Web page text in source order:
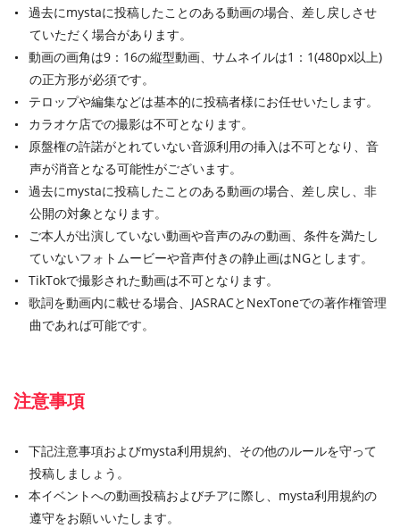
過去にmystaに投稿したことのある動画の場合、差し戻しさせ
ていただく場合があります。
動画の画角は9：16の縦型動画、サムネイルは1：1(480px以上)
の正方形が必須です。
テロップや編集などは基本的に投稿者様にお任せいたします。
カラオケ店での撮影は不可となります。
原盤権の許諾がとれていない音源利用の挿入は不可となり、音
声が消音となる可能性がございます。
過去にmystaに投稿したことのある動画の場合、差し戻し、非
公開の対象となります。
ご本人が出演していない動画や音声のみの動画、条件を満たし
ていないフォトムービーや音声付きの静止画はNGとします。
TikTokで撮影された動画は不可となります。
歌詞を動画内に載せる場合、JASRACとNexToneでの著作権管理
曲であれば可能です。
注意事項
下記注意事項およびmysta利用規約、その他のルールを守って
投稿しましょう。
本イベントへの動画投稿およびチアに際し、mysta利用規約の
遵守をお願いいたします。